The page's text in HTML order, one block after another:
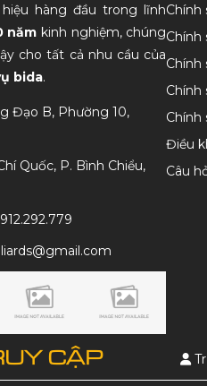
hàng đầu trong lĩnh
năm kinh nghiệm, chúng
cho tất cả nhu cầu của
bida.
Đạo B, Phường 10,
Quốc, P. Bình Chiểu,
Chính
Chính
Chính
Chính
Chính
Điều
Câu
CẬP